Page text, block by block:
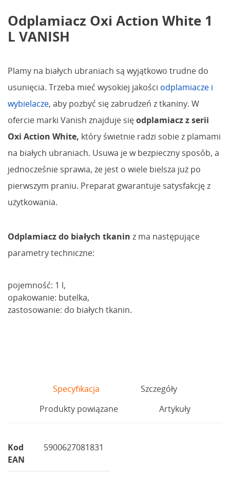
Odplamiacz Oxi Action White 1
L VANISH
Plamy na białych ubraniach są wyjątkowo trudne do
usunięcia. Trzeba mieć wysokiej jakości odplamiacze i
wybielacze, aby pozbyć się zabrudzeń z tkaniny. W
ofercie marki Vanish znajduje sięodplamiacz z serii
Oxi Action White, który świetnie radzi sobie z plamami
na białych ubraniach. Usuwa je w bezpieczny sposób, a
jednocześnie sprawia, że jest o wiele bielsza już po
pierwszym praniu. Preparat gwarantuje satysfakcję z
użytkowania.
Odplamiacz do białych tkanin z ma następujące
parametry techniczne:
pojemność: 1 l,
opakowanie: butelka,
zastosowanie: do białych tkanin.
Specyfikacja
Szczegóły
Produkty powiązane
Artykuły
Kod
EAN
5900627081831